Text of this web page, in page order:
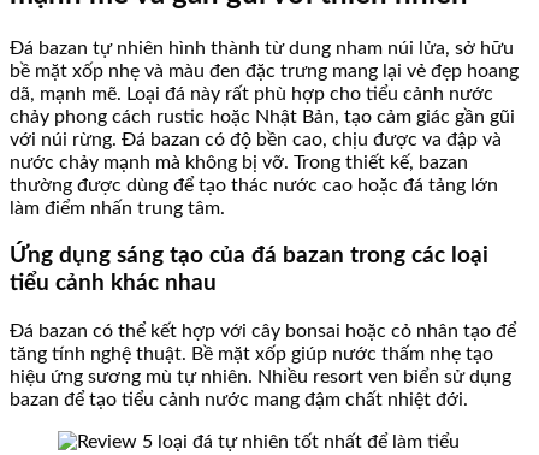
Đá bazan tự nhiên hình thành từ dung nham núi lửa, sở hữu
bề mặt xốp nhẹ và màu đen đặc trưng mang lại vẻ đẹp hoang
dã, mạnh mẽ. Loại đá này rất phù hợp cho tiểu cảnh nước
chảy phong cách rustic hoặc Nhật Bản, tạo cảm giác gần gũi
với núi rừng. Đá bazan có độ bền cao, chịu được va đập và
nước chảy mạnh mà không bị vỡ. Trong thiết kế, bazan
thường được dùng để tạo thác nước cao hoặc đá tảng lớn
làm điểm nhấn trung tâm.
Ứng dụng sáng tạo của đá bazan trong các loại
tiểu cảnh khác nhau
Đá bazan có thể kết hợp với cây bonsai hoặc cỏ nhân tạo để
tăng tính nghệ thuật. Bề mặt xốp giúp nước thấm nhẹ tạo
hiệu ứng sương mù tự nhiên. Nhiều resort ven biển sử dụng
bazan để tạo tiểu cảnh nước mang đậm chất nhiệt đới.